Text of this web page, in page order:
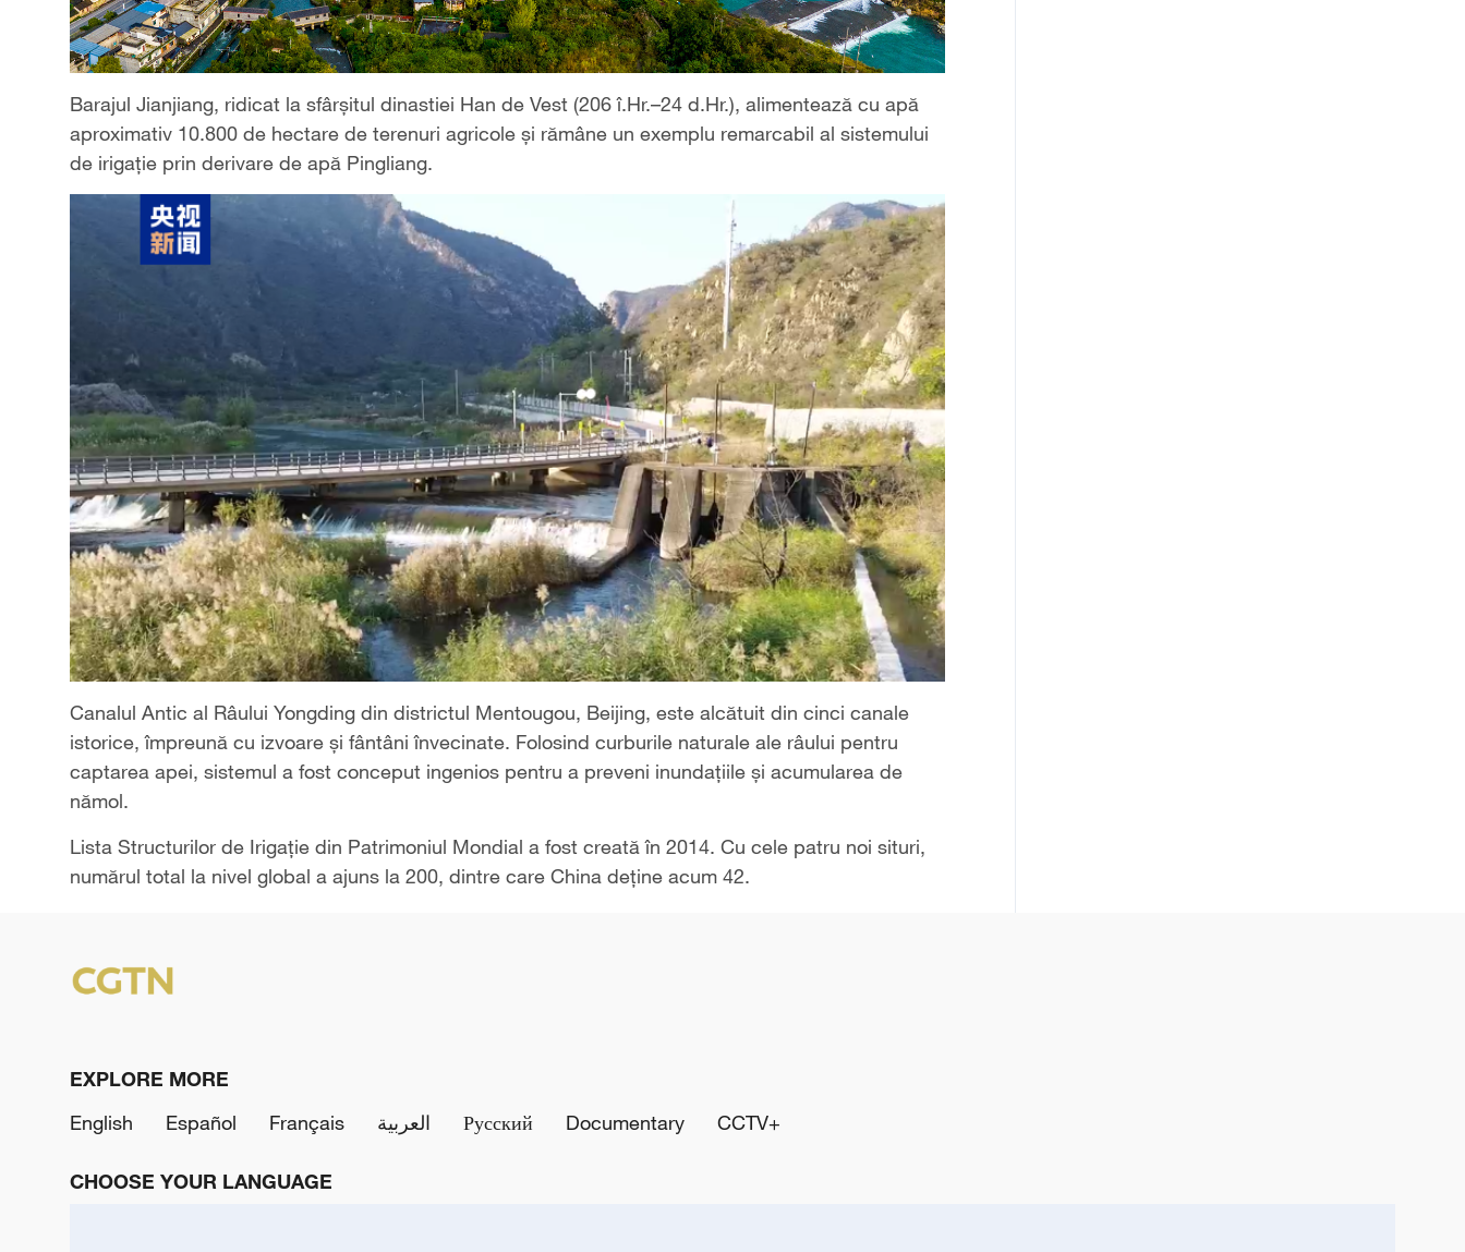
Barajul Jianjiang, ridicat la sfârșitul dinastiei Han de Vest (206 î.Hr.–24 d.Hr.), alimentează cu apă
aproximativ 10.800 de hectare de terenuri agricole și rămâne un exemplu remarcabil al sistemului
de irigație prin derivare de apă Pingliang.
Canalul Antic al Râului Yongding din districtul Mentougou, Beijing, este alcătuit din cinci canale
istorice, împreună cu izvoare și fântâni învecinate. Folosind curburile naturale ale râului pentru
captarea apei, sistemul a fost conceput ingenios pentru a preveni inundațiile și acumularea de
nămol.
Lista Structurilor de Irigație din Patrimoniul Mondial a fost creată în 2014. Cu cele patru noi situri,
numărul total la nivel global a ajuns la 200, dintre care China deține acum 42.
EXPLORE MORE
English
Español Français العربية Русский Documentary CCTV+
CHOOSE YOUR LANGUAGE